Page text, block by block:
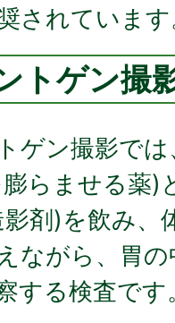
されています
トゲン撮
ゲン撮影では
らませる薬)
剤)を飲み、
ながら、胃の
する検査です